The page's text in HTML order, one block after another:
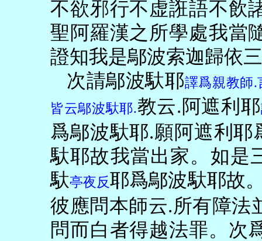
不欲邪行不虚誑語不飲
聖阿羅漢之所學處我當
證知我是鄔波索迦歸依
次請鄔波馱耶譯爲親教師.
皆云鄔波馱耶.教云.阿遮利耶
爲鄔波馱耶.願阿遮利耶
馱耶故我當出家。如是
馱亭夜反耶爲鄔波馱耶故
彼應問本師云.所有障法
問而白者得越法罪。次